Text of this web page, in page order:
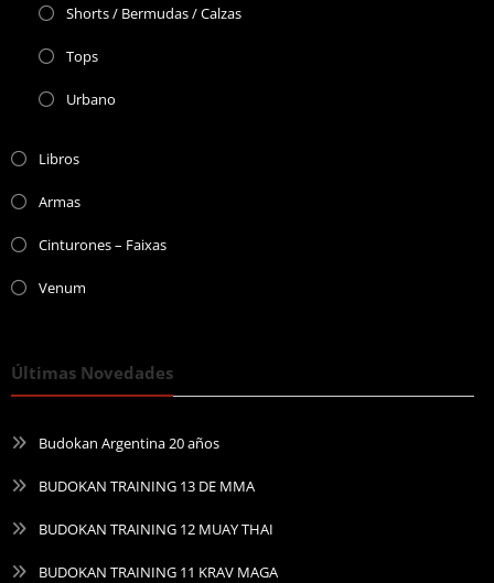
Shorts / Bermudas / Calzas
Tops
Urbano
Libros
Armas
Cinturones – Faixas
Venum
Últimas Novedades
Budokan Argentina 20 años
BUDOKAN TRAINING 13 DE MMA
BUDOKAN TRAINING 12 MUAY THAI
BUDOKAN TRAINING 11 KRAV MAGA